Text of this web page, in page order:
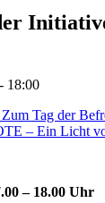
- 18:00
Tag der
– Ein Licht
– 18.00 Uhr